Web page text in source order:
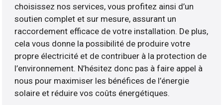
choisissez nos services, vous profitez ainsi d’un
soutien complet et sur mesure, assurant un
raccordement efficace de votre installation. De plus,
cela vous donne la possibilité de produire votre
propre électricité et de contribuer à la protection de
l’environnement. N’hésitez donc pas à faire appel à
nous pour maximiser les bénéfices de l’énergie
solaire et réduire vos coûts énergétiques.